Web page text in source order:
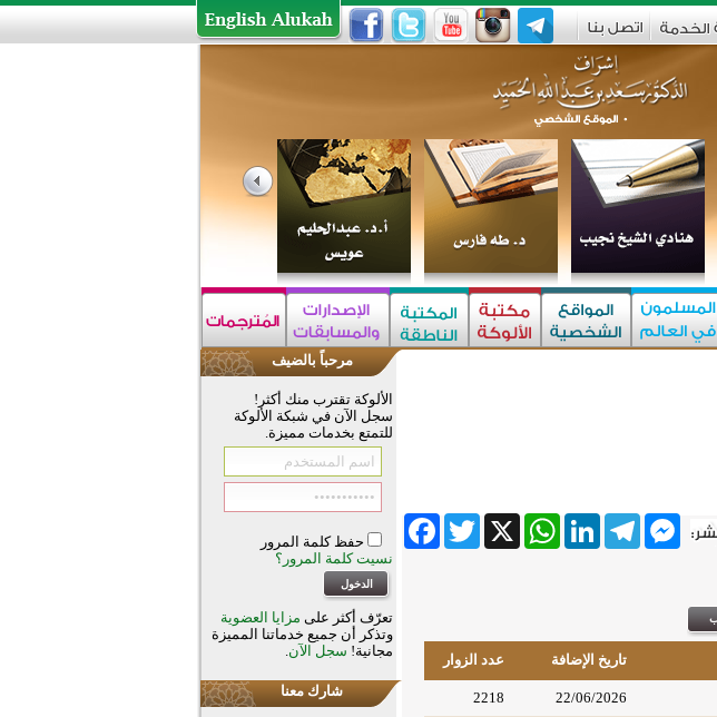
FacebookTwitter X
WhatsApp
LinkedIn
Telegram
Messenger
تاريخ الإضافة عدد الزوار
22/06/2026
2218
مرحباً بالضيف
الألوكة تقترب منك أكثر!
سجل الآن في شبكة الألوكة
للتمتع بخدمات مميزة.
حفظ كلمة المرور
نسيت كلمة المرور؟
تعرّف أكثر على مزايا العضوية
وتذكر أن جميع خدماتنا المميزة
مجانية! سجل الآن.
شارك معنا